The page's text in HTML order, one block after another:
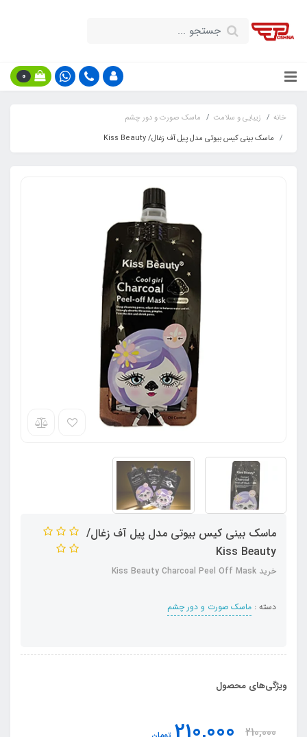
0
خانه زیبایی و سلامت
ماسک صورت و دور چشم
ماسک بینی کیس بیوتی مدل پیل آف زغال/ Kiss Beauty
ماسک بینی کیس بیوتی مدل پیل آف زغال/
Kiss Beauty
خرید Kiss Beauty Charcoal Peel Off Mask
دسته : ماسک صورت و دور چشم
ویژگی‌های محصول
210,000